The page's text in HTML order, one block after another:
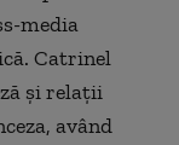
media
Catrinel
şi relaţii
având